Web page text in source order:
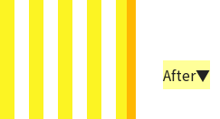
After▼